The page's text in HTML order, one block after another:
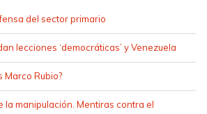
del sector primario
lecciones ‘democráticas’ y Venezuela
Marco Rubio?
la manipulación. Mentiras contra el